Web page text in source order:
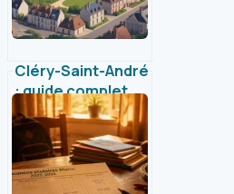
Cléry-Saint-André
: guide complet
pour découvrir
cette commune
du Loiret